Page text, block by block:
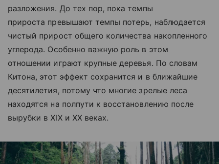
разложения. До тех пор, пока темпы
прироста превышают темпы потерь, наблюдается
чистый прирост общего количества накопленного
углерода. Особенно важную роль в этом
отношении играют крупные деревья. По словам
Китона, этот эффект сохранится и в ближайшие
десятилетия, потому что многие зрелые леса
находятся на полпути к восстановлению после
вырубки в XIX и XX веках.